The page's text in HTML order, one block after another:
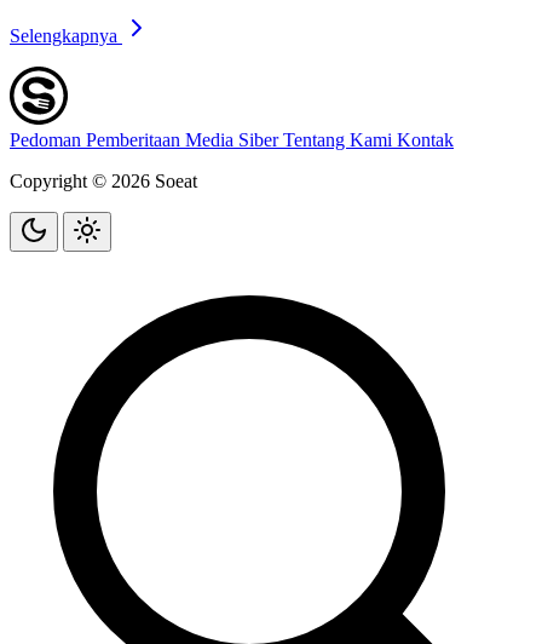
Selengkapnya
Pedoman Pemberitaan Media SiberTentang Kami Kontak
Copyright © 2026 Soeat